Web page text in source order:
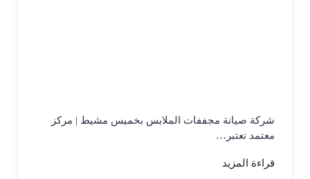
شركة صيانة مجففات الملابس بخميس مشيط | مركز
معتمد تعتبر…
قراءة المزيد